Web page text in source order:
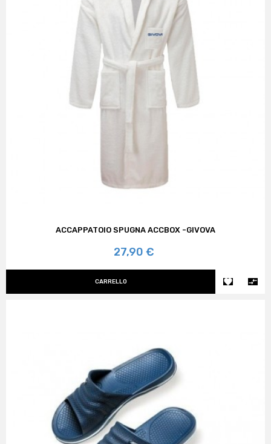
ACCAPPATOIO SPUGNA ACCBOX -GIVOVA
Prezzo
27,90 €
CARRELLO  